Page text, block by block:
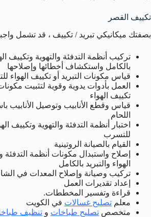
تكييف القصر
بصفتك ميكانيكي تبريد / تكييف ، قد تشمل
تركيب أنظمة التدفئة والتهوية وتكييف
بالكامل واستكشاف أخطائها وإصلاحها
قياس مكونات التبريد أو تكييف الهواء
العمل بأدوات يدوية وقوية لتثبيت مكونات
تكييف الهواء
قياس وقطع الأنابيب وتوصيل الأنابيب
اللحام
اختبار أنظمة التدفئة والتهوية وتكييف
للتسرب
القيام بالصيانة الروتينية
إصلاح واستبدال مكونات أنظمة التدفئة
الهواء والتبريد بالكامل
تركيب وصيانة وإصلاح المعدات في
إعداد تقديرات العمل
قراءة وتفسير المخططات.
معلم تصليح غسالات في الكويت
متخصص تصليح طباخات و تنظيف